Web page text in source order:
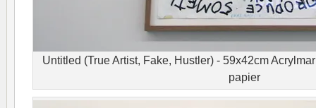
Untitled (True Artist, Fake, Hustler) - 59x42cm
papier